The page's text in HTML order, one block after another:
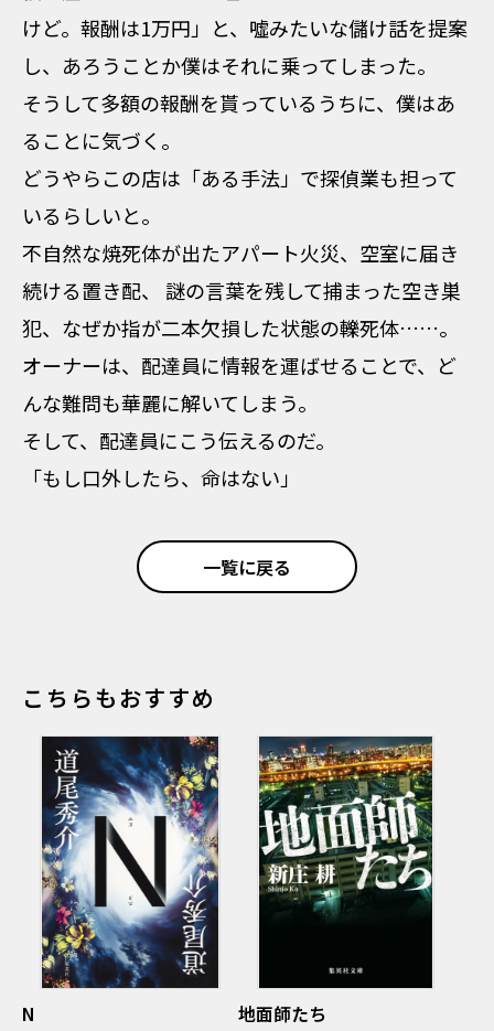
けど。報酬は1万円」と、噓みたいな儲け話を提案
し、あろうことか僕はそれに乗ってしまった。
そうして多額の報酬を貰っているうちに、僕はあ
ることに気づく。
どうやらこの店は「ある手法」で探偵業も担って
いるらしいと。
不自然な焼死体が出たアパート火災、空室に届き
続ける置き配、 謎の言葉を残して捕まった空き巣
犯、なぜか指が二本欠損した状態の轢死体……。
オーナーは、配達員に情報を運ばせることで、ど
んな難問も華麗に解いてしまう。
そして、配達員にこう伝えるのだ。
――「もし口外したら、命はない」
一覧に戻る
こちらもおすすめ
N 地面師たち